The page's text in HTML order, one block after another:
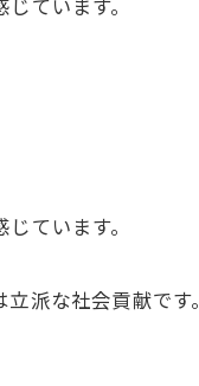
ています。
ています。
派な社会貢献です。